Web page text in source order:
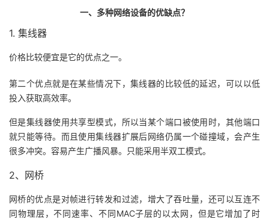
者
我
的
博
客
我
的
论
坛
我
的
圈
子
我
的
直
我
的
我
一、多种网络设备的优缺点？
1. 集线器
价格比较便宜是它的优点之一。
第二个优点就是在某些情况下，集线器的比较低的延迟，可以以低
投入获取高效率。
但是集线器使用共享型模式，所以当某个端口被使用时，其他端口
就只能等待。而且使用集线器扩展后网络仍属一个碰撞域，会产生
很多冲突。容易产生广播风暴。只能采用半双工模式。
2、网桥
网桥的优点是对帧进行转发和过滤，增大了吞吐量，还可以互连不
同物理层，不同速率、不同MAC子层的以太网，但是它增加了时